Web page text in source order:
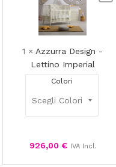
1 × Azzurra Design -
Lettino Imperial
Colori
926,00 € IVA Incl.